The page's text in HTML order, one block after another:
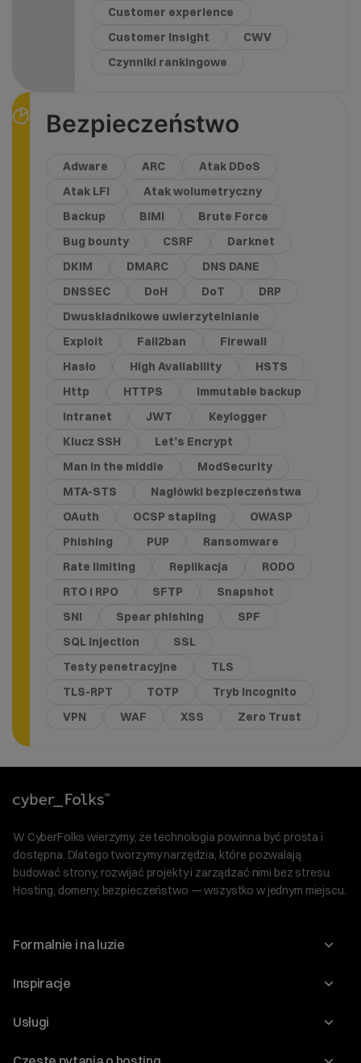
Customer experience
Customer Insight
CWV
Czynniki rankingowe
Bezpieczeństwo
Adware ARC
Atak DDoS
Atak LFI
Atak wolumetryczny
Backup
BIMI
Brute Force
Bug bounty
CSRF
Darknet
DKIM
DMARC
DNS DANE
DNSSEC
DoH DoT
DRP
Dwuskładnikowe uwierzytelnianie
Exploit
Fail2ban
Firewall
Hasło
High Availability
HSTS
Http
HTTPS
Immutable backup
Intranet
JWT
Keylogger
Klucz SSH
Let’s Encrypt
Man in the middle
ModSecurity
MTA-STS
Nagłówki bezpieczeństwa
OAuth
OCSP stapling
OWASP
Phishing
PUP
Ransomware
Rate limiting
Replikacja
RODO
RTO i RPO
SFTP
Snapshot
SNI
Spear phishing
SPF
SQL Injection
SSL
Testy penetracyjne
TLS
TLS-RPT
TOTP
Tryb incognito
VPN
WAF XSS Zero Trust
W CyberFolks wierzymy, że technologia powinna być prosta i
dostępna. Dlatego tworzymy narzędzia, które pozwalają
budować strony, rozwijać projekty i zarządzać nimi bez stresu.
Hosting, domeny, bezpieczeństwo — wszystko w jednym miejscu.
Formalnie i na luzie
O nas
Program Korzyści dla Inwestorów
Regulaminy i specyfikacje
Inspiracje
Blog
Usługi
Domeny